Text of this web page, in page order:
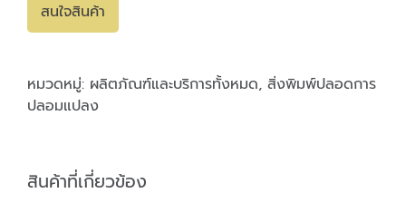
สนใจสินค้า
หมวดหมู่: ผลิตภัณฑ์และบริการทั้งหมด, สิ่งพิมพ์ปลอดการ
ปลอมแปลง
สินค้าที่เกี่ยวข้อง